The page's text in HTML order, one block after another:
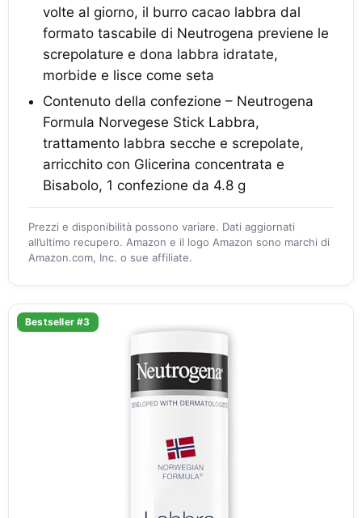
volte al giorno, il burro cacao labbra dal
formato tascabile di Neutrogena previene le
screpolature e dona labbra idratate,
morbide e lisce come seta
Contenuto della confezione – Neutrogena
Formula Norvegese Stick Labbra,
trattamento labbra secche e screpolate,
arricchito con Glicerina concentrata e
Bisabolo, 1 confezione da 4.8 g
Prezzi e disponibilità possono variare. Dati aggiornati
all’ultimo recupero. Amazon e il logo Amazon sono marchi di
Amazon.com, Inc. o sue affiliate.
Bestseller #3